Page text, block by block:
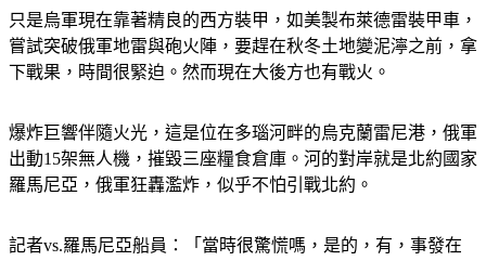
只是烏軍現在靠著精良的西方裝甲，如美製布萊德雷裝甲車，
嘗試突破俄軍地雷與砲火陣，要趕在秋冬土地變泥濘之前，拿
下戰果，時間很緊迫。然而現在大後方也有戰火。
爆炸巨響伴隨火光，這是位在多瑙河畔的烏克蘭雷尼港，俄軍
出動15架無人機，摧毀三座糧食倉庫。河的對岸就是北約國家
羅馬尼亞，俄軍狂轟濫炸，似乎不怕引戰北約。
記者vs.羅馬尼亞船員：「當時很驚慌嗎，是的，有，事發在